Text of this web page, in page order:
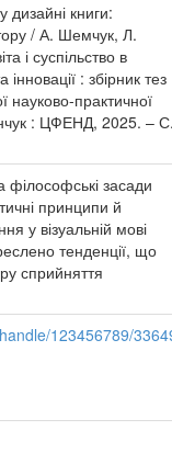
дизайні книги:
/ А. Шемчук, Л.
і суспільство в
: збірник тез
науково-практичної
: ЦФЕНД, 2025. –
філософські засади
принципи й
у візуальній мові
тенденції, що
сприйняття
123456789/